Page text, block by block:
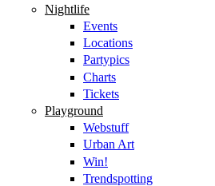
Nightlife
Events
Locations
Partypics
Charts
Tickets
Playground
Webstuff
Urban Art
Win!
Trendspotting